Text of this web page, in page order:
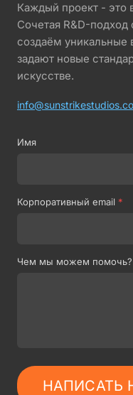
Каждый проект - это
Сочетая R&D-
создаём уникальные
задают новые
искусстве.
Имя
Корпоративный email *
Чем мы можем помочь?
НАПИСАТЬ